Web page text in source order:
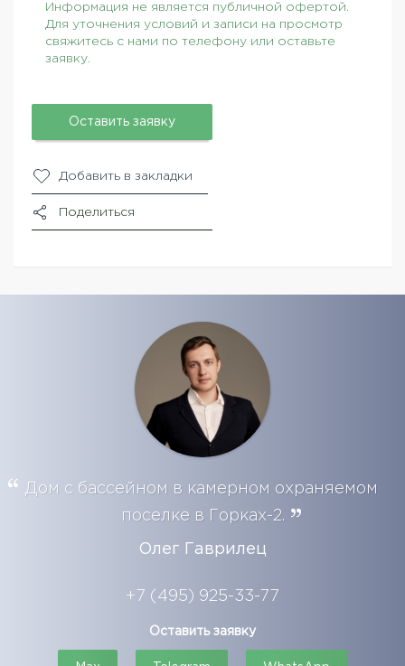
Информация не является публичной офертой.
Для уточнения условий и записи на просмотр
свяжитесь с нами по телефону или оставьте
заявку.
Оставить заявку
Добавить в закладки
Поделиться
Дом с бассейном в камерном охраняемом
поселке в Горках-2.
Олег Гаврилец
+7 (495) 925-33-77
Оставить заявку